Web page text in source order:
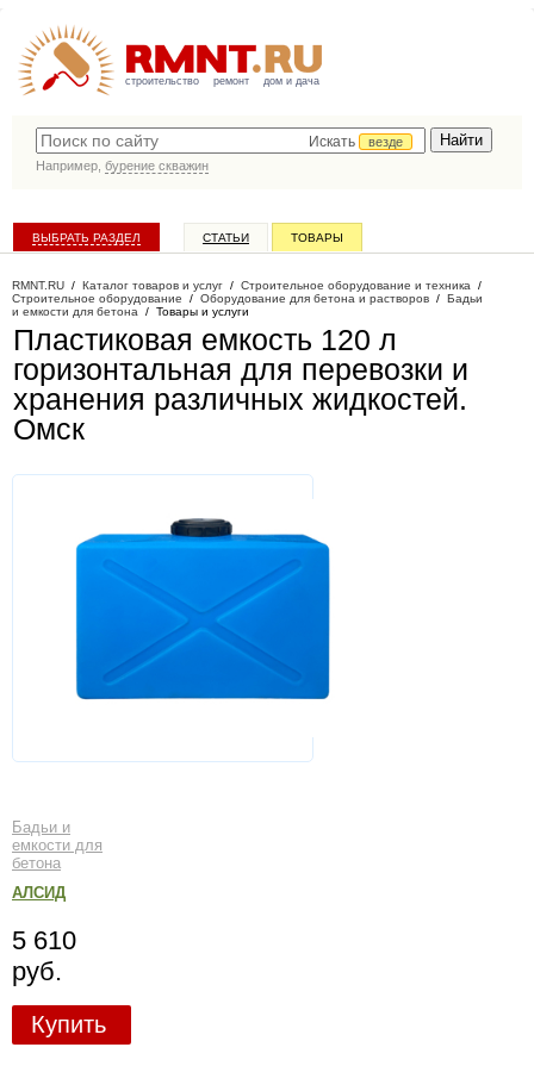
строительство ремонт дом и дача
Искать
везде
Например, бурение скважин
ВЫБРАТЬ РАЗДЕЛ СТАТЬИ ТОВАРЫ
RMNT.RU / Каталог товаров и услуг / Строительное оборудование и техника /
Строительное оборудование / Оборудование для бетона и растворов / Бадьи
и емкости для бетона / Товары и услуги
Пластиковая емкость 120 л
горизонтальная для перевозки и
хранения различных жидкостей.
Омск
Бадьи и
емкости для
бетона
АЛСИД
5 610
руб.
Купить